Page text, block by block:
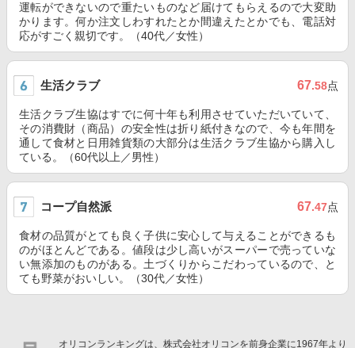
運転ができないので重たいものなど届けてもらえるので大変助
かります。何か注文しわすれたとか間違えたとかでも、電話対
応がすごく親切です。（40代／女性）
生活クラブ 67.58点
生活クラブ生協はすでに何十年も利用させていただいていて、
その消費財（商品）の安全性は折り紙付きなので、今も年間を
通して食材と日用雑貨類の大部分は生活クラブ生協から購入し
ている。（60代以上／男性）
コープ自然派 67.47点
食材の品質がとても良く子供に安心して与えることができるも
のがほとんどである。値段は少し高いがスーパーで売っていな
い無添加のものがある。土づくりからこだわっているので、と
ても野菜がおいしい。（30代／女性）
オリコンランキングは、株式会社オリコンを前身企業に1967年より